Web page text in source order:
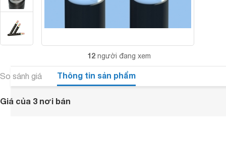
12 người đang xem
So sánh giá Thông tin sản phẩm
Giá của 3 nơi bán